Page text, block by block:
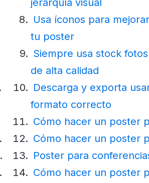
jerarquía visual
Usa íconos para
tu poster
Siempre usa stock
de alta calidad
Descarga y exporta
formato correcto
Cómo hacer un poster
Cómo hacer un poster
Poster para
Cómo hacer un poster